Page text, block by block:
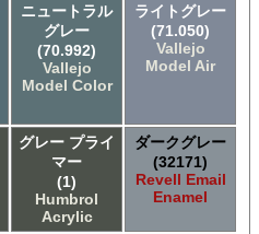
ニュートラル
グレー
(70.992)
Vallejo
Model Color
ライトグレー
(71.050)
Vallejo
Model Air
グレー プライ
マー
(1)
Humbrol
Acrylic
ダークグレー
(32171)
Revell Email
Enamel